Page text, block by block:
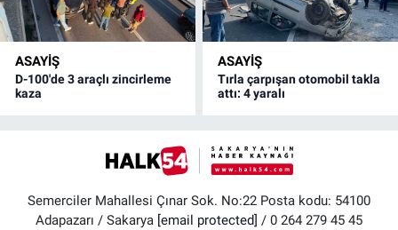
ASAYİŞ
D-100'de 3 araçlı zincirleme
kaza
ASAYİŞ
Tırla çarpışan otomobil takla
attı: 4 yaralı
Semerciler Mahallesi Çınar Sok. No:22 Posta kodu: 54100
Adapazarı / Sakarya [email protected] / 0 264 279 45 45